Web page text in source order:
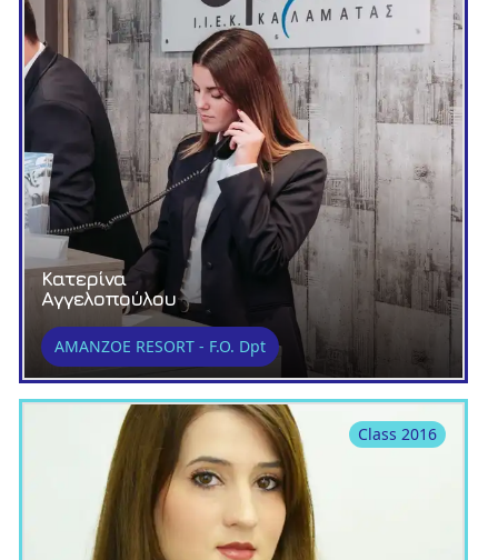
Κατερίνα
Αγγελοπούλου
AMANZOE RESORT - F.O. Dpt
Class 2016